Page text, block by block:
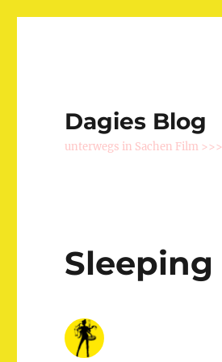
Dagies Blog
unterwegs in Sachen Film
Sleeping